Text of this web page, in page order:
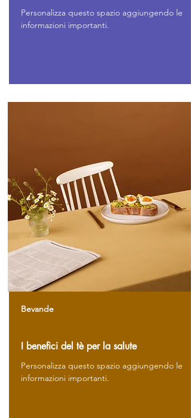
Personalizza questo spazio aggiungendo le
informazioni importanti.
Bevande
I benefici del tè per la salute
Personalizza questo spazio aggiungendo le
informazioni importanti.